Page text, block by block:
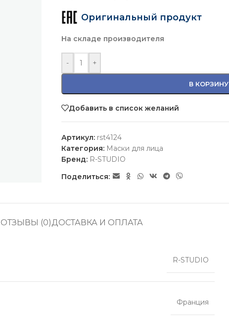
Оригинальный продукт
На складе производителя
- +
В КОРЗИНУ
Добавить в список желаний
Артикул: rst4124
Категория: Маски для лица
Бренд: R-STUDIO
Поделиться:
ОТЗЫВЫ (0)ДОСТАВКА И ОПЛАТА
R-STUDIO
Франция